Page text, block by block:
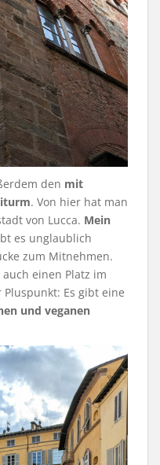
den mit
. Von hier hat man
von Lucca. Mein
es unglaublich
zum Mitnehmen.
einen Platz im
Es gibt eine
und veganen